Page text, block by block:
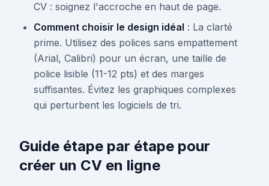
CV : soignez l'accroche en haut de page.
Comment choisir le design idéal : La clarté
prime. Utilisez des polices sans empattement
(Arial, Calibri) pour un écran, une taille de
police lisible (11-12 pts) et des marges
suffisantes. Évitez les graphiques complexes
qui perturbent les logiciels de tri.
Guide étape par étape pour
créer un CV en ligne